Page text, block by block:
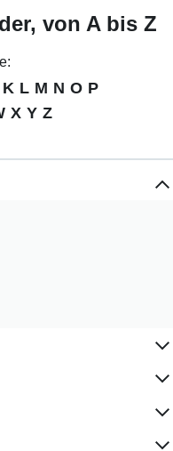
von A bis Z
K L M N O P
X Y Z